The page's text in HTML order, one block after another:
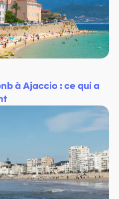
à Ajaccio : ce qui a